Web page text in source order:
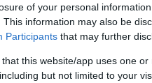
of your personal
This information may also be
Participants that may further
that this website/app uses one
but not limited to your